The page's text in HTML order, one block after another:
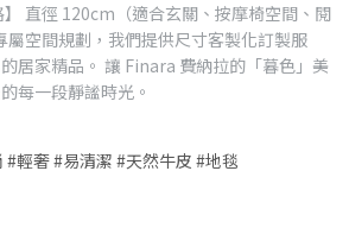
直徑 120cm（適合玄關、按摩椅空間、閱
屬空間規劃，我們提供尺寸客製化訂製服
居家精品。 讓 Finara 費納拉的「暮色」美
每一段靜謐時光。
輕奢 #易清潔 #天然牛皮 #地毯